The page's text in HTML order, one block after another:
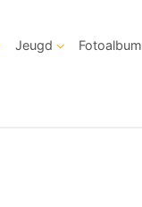
Jeugd Fotoalbum